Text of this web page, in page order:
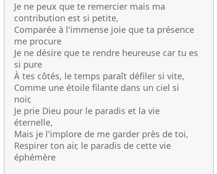
Je ne peux que te remercier mais ma
contribution est si petite,
Comparée à l'immense joie que ta présence
me procure
Je ne désire que te rendre heureuse car tu es
si pure
À tes côtés, le temps paraît défiler si vite,
Comme une étoile filante dans un ciel si
noir,
Je prie Dieu pour le paradis et la vie
éternelle,
Mais je l'implore de me garder près de toi,
Respirer ton air, le paradis de cette vie
éphémère